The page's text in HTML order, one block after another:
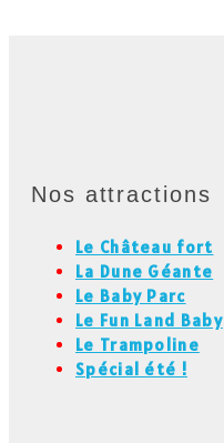
Nos attractions
Le Château fort
La Dune Géante
Le Baby Parc
Le Fun Land Baby
Le Trampoline
Spécial été !